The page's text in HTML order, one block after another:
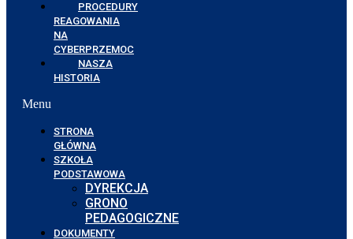
PROCEDURY
REAGOWANIA
NA
CYBERPRZEMOC
NASZA
HISTORIA
Menu
STRONA
GŁÓWNA
SZKOŁA
PODSTAWOWA
DYREKCJA
GRONO
PEDAGOGICZNE
DOKUMENTY